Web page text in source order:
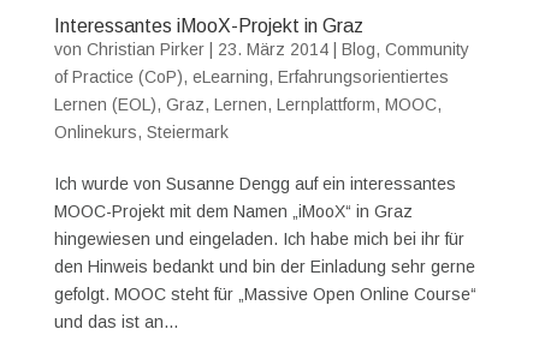
Interessantes iMooX-Projekt in Graz
von Christian Pirker| 23. März 2014| Blog, Community
of Practice (CoP), eLearning, Erfahrungsorientiertes
Lernen (EOL), Graz, Lernen, Lernplattform, MOOC,
Onlinekurs, Steiermark
Ich wurde von Susanne Dengg auf ein interessantes
MOOC-Projekt mit dem Namen „iMooX“ in Graz
hingewiesen und eingeladen. Ich habe mich bei ihr für
den Hinweis bedankt und bin der Einladung sehr gerne
gefolgt. MOOC steht für „Massive Open Online Course“
und das ist an...